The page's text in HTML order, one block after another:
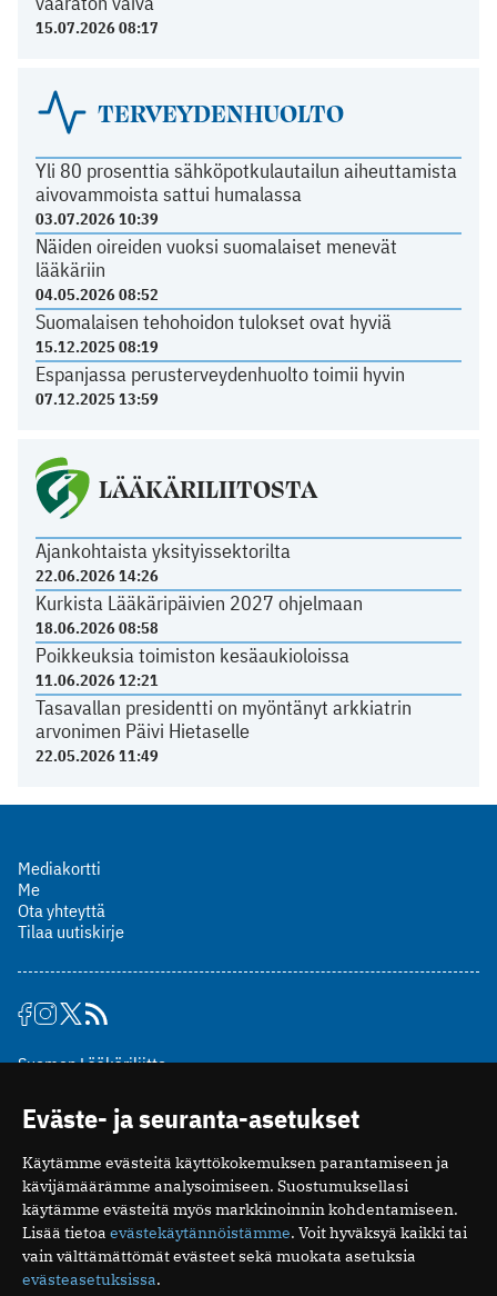
15.07.2026 08:17
TERVEYDENHUOLTO
Yli 80 prosenttia sähköpotkulautailun aiheuttamista
aivovammoista sattui humalassa
03.07.2026 10:39
Näiden oireiden vuoksi suomalaiset menevät
lääkäriin
04.05.2026 08:52
Suomalaisen tehohoidon tulokset ovat hyviä
15.12.2025 08:19
Espanjassa perusterveydenhuolto toimii hyvin
07.12.2025 13:59
LÄÄKÄRILIITOSTA
Ajankohtaista yksityissektorilta
22.06.2026 14:26
Kurkista Lääkäripäivien 2027 ohjelmaan
18.06.2026 08:58
Poikkeuksia toimiston kesäaukioloissa
11.06.2026 12:21
Tasavallan presidentti on myöntänyt arkkiatrin
arvonimen Päivi Hietaselle
22.05.2026 11:49
Mediakortti
Me
Ota yhteyttä
Tilaa uutiskirje
Suomen Lääkäriliitto
00510 Helsinki
puh. (09) 393 091
toimitus@potilaanlaakarilehti.fi
ISSN 2323-9476
Eväste- ja seuranta-asetukset
Käytämme evästeitä käyttökokemuksen parantamiseen ja
kävijämäärämme analysoimiseen. Suostumuksellasi
käytämme evästeitä myös markkinoinnin kohdentamiseen.
Lisää tietoa evästekäytännöistämme. Voit hyväksyä kaikki tai
vain välttämättömät evästeet sekä muokata asetuksia
evästeasetuksissa.